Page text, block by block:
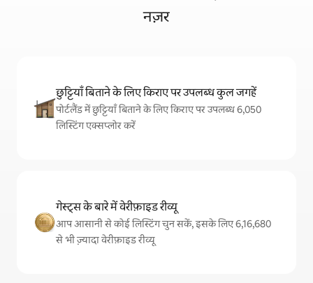
नज़र
छुट्टियाँ बिताने के लिए किराए पर उपलब्ध कुल जगहें
पोर्टलैंड में छुट्टियाँ बिताने के लिए किराए पर उपलब्ध 6,050
लिस्टिंग एक्सप्लोर करें
गेस्ट्स के बारे में वेरीफ़ाइड रीव्यू
आप आसानी से कोई लिस्टिंग चुन सकें, इसके लिए 6,16,680
से भी ज़्यादा वेरीफ़ाइड रीव्यू